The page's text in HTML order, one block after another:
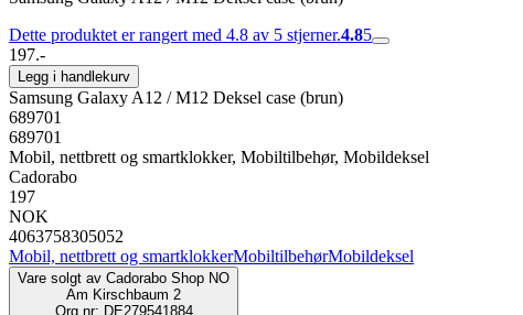
Dette produktet er rangert med 4.8 av 5 stjerner.4.85
197.-
Legg i handlekurv
Samsung Galaxy A12 / M12 Deksel case (brun)
689701
689701
Mobil, nettbrett og smartklokker, Mobiltilbehør, Mobildeksel
Cadorabo
197
NOK
4063758305052
Mobil, nettbrett og smartklokkerMobiltilbehørMobildeksel
Vare solgt av Cadorabo Shop NO
Am Kirschbaum 2
Org.nr: DE279541884